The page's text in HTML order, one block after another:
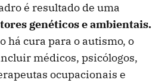
é resultado de uma
genéticos e ambientais.
há cura para o autismo, o
médicos, psicólogos,
ocupacionais e